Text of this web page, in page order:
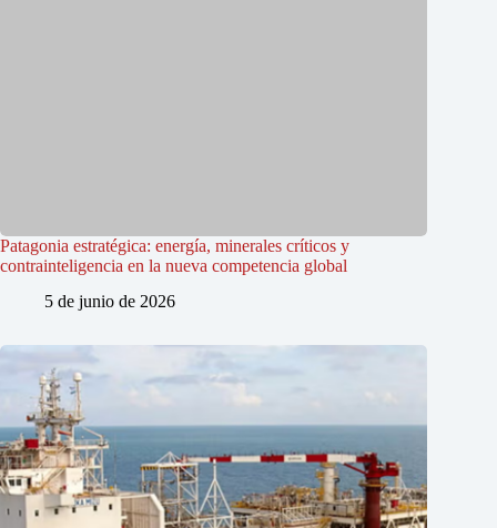
Patagonia estratégica: energía, minerales críticos y
contrainteligencia en la nueva competencia global
5 de junio de 2026